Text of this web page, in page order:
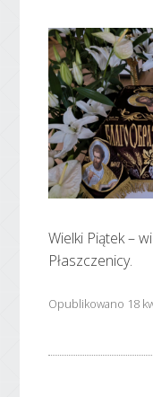
Wielki Piątek –
Płaszczenicy.
Opublikowano 18